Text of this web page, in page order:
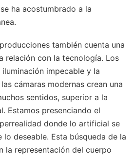
ha acostumbrado a la
también cuenta una
relación con la tecnología. Los
impecable y la
cámaras modernas crean una
sentidos, superior a la
Estamos presenciando el
donde lo artificial se
lo deseable. Esta búsqueda de la
la representación del cuerpo